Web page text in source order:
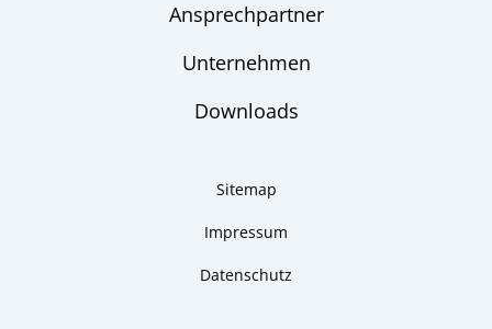
Ansprechpartner
Unternehmen
Downloads
Sitemap
Impressum
Datenschutz